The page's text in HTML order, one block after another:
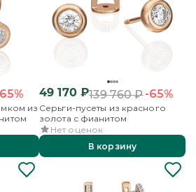
из
49 170₽139 760₽-65%
Серьги-пусеты из красного
золота с фианитом
Нет оценок
В корзину